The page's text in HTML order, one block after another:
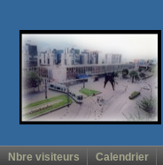
Nbre visiteurs Calendrier